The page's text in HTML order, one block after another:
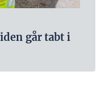
går tabt i